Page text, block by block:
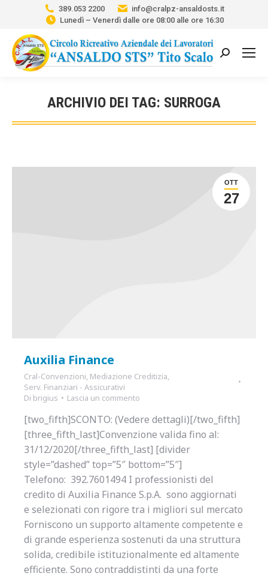
389.053 2200
info@cralpz-ansaldosts.it
Lunedì – Venerdì dalle ore 08:00 alle ore 16:30
Cerca:
ARCHIVIO DEI TAG: SURROGA
Tu sei qui:
OTT
27
Auxilia Finance
Cral-Convenzioni Mediazione Creditizia
Serv. Finanziari - Assicurativi
Di brigius Lascia un commento
[two_fifth]SCONTO: (Vedere dettagli)[/two_fifth]
[three_fifth_last]Convenzione valida fino al:
31/12/2020[/three_fifth_last] [divider
style=”dashed” top=”5″ bottom=”5″]
Telefono: 392.7601494 I professionisti del
credito di Auxilia Finance S.p.A. sono aggiornati
e selezionati con rigore tra i migliori sul mercato
Forniscono un supporto altamente competente e
di grande esperienza sostenuti da una struttura
solida, credibile istituzionalmente ed altamente
efficiente. Sono contraddistinti da una forte